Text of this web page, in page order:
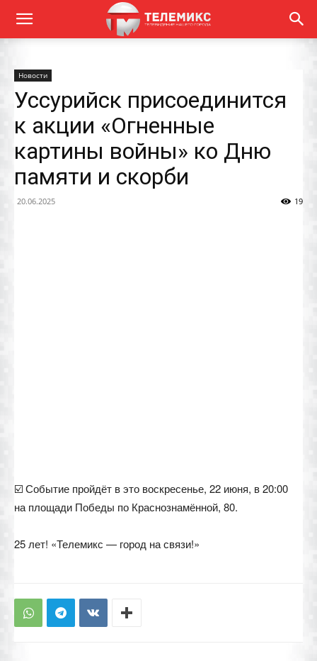
Новости
Уссурийск присоединится
к акции «Огненные
картины войны» ко Дню
памяти и скорби
20.06.2025 19
☑️ Событие пройдёт в это воскресенье, 22 июня, в 20:00
на площади Победы по Краснознамённой, 80.
25 лет! «Телемикс — город на связи!»